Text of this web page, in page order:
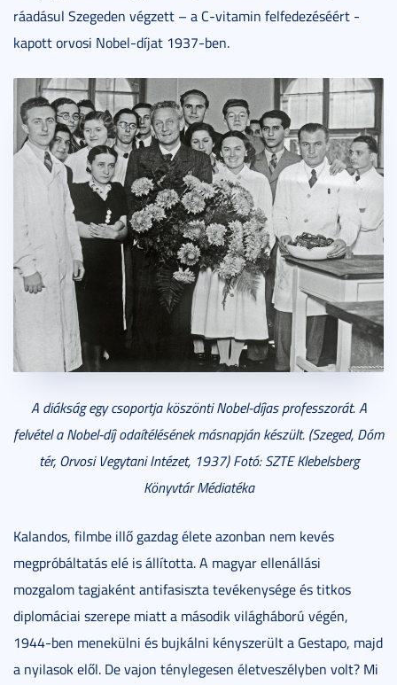
ráadásul Szegeden végzett – a C-vitamin felfedezéséért -
kapott orvosi Nobel-díjat 1937-ben.
A diákság egy csoportja köszönti Nobel-díjas professzorát. A
felvétel a Nobel-díj odaítélésének másnapján készült. (Szeged, Dóm
tér, Orvosi Vegytani Intézet, 1937) Fotó: SZTE Klebelsberg
Könyvtár Médiatéka
Kalandos, filmbe illő gazdag élete azonban nem kevés
megpróbáltatás elé is állította. A magyar ellenállási
mozgalom tagjaként antifasiszta tevékenysége és titkos
diplomáciai szerepe miatt a második világháború végén,
1944-ben menekülni és bujkálni kényszerült a Gestapo, majd
a nyilasok elől. De vajon ténylegesen életveszélyben volt? Mi